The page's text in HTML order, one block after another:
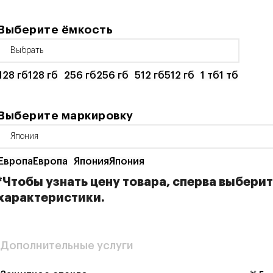
ёмкость
гб128 гб 256 гб256 гб 512 гб512 гб 1 тб1 тб
маркировку
Европа ЯпонияЯпония
узнать цену товара, сперва
Дополнительные услуги